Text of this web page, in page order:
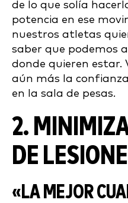
de lo que solía
potencia en ese
nuestros atletas
saber que podemos
donde quieren estar.
aún más la
en la sala de pesas.
2.
DE
«LA MEJOR